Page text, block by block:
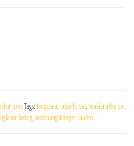
Tags: hoppala, labello set, makita akku set
farbig, wohnungsklingel kaufen